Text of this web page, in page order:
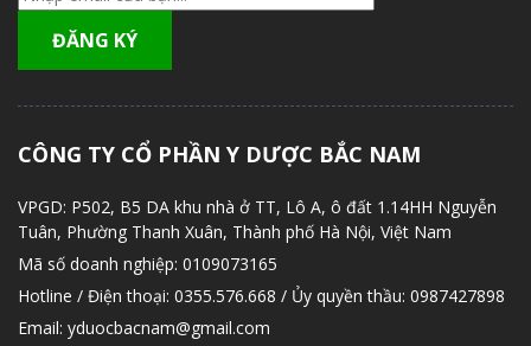
CÔNG TY CỔ PHẦN Y DƯỢC BẮC NAM
VPGD: P502, B5 DA khu nhà ở TT, Lô A, ô đất 1.14HH Nguyễn
Tuân, Phường Thanh Xuân, Thành phố Hà Nội, Việt Nam
Mã số doanh nghiệp: 0109073165
Hotline / Điện thoại: 0355.576.668 / Ủy quyền thầu: 0987427898
Email: yduocbacnam@gmail.com